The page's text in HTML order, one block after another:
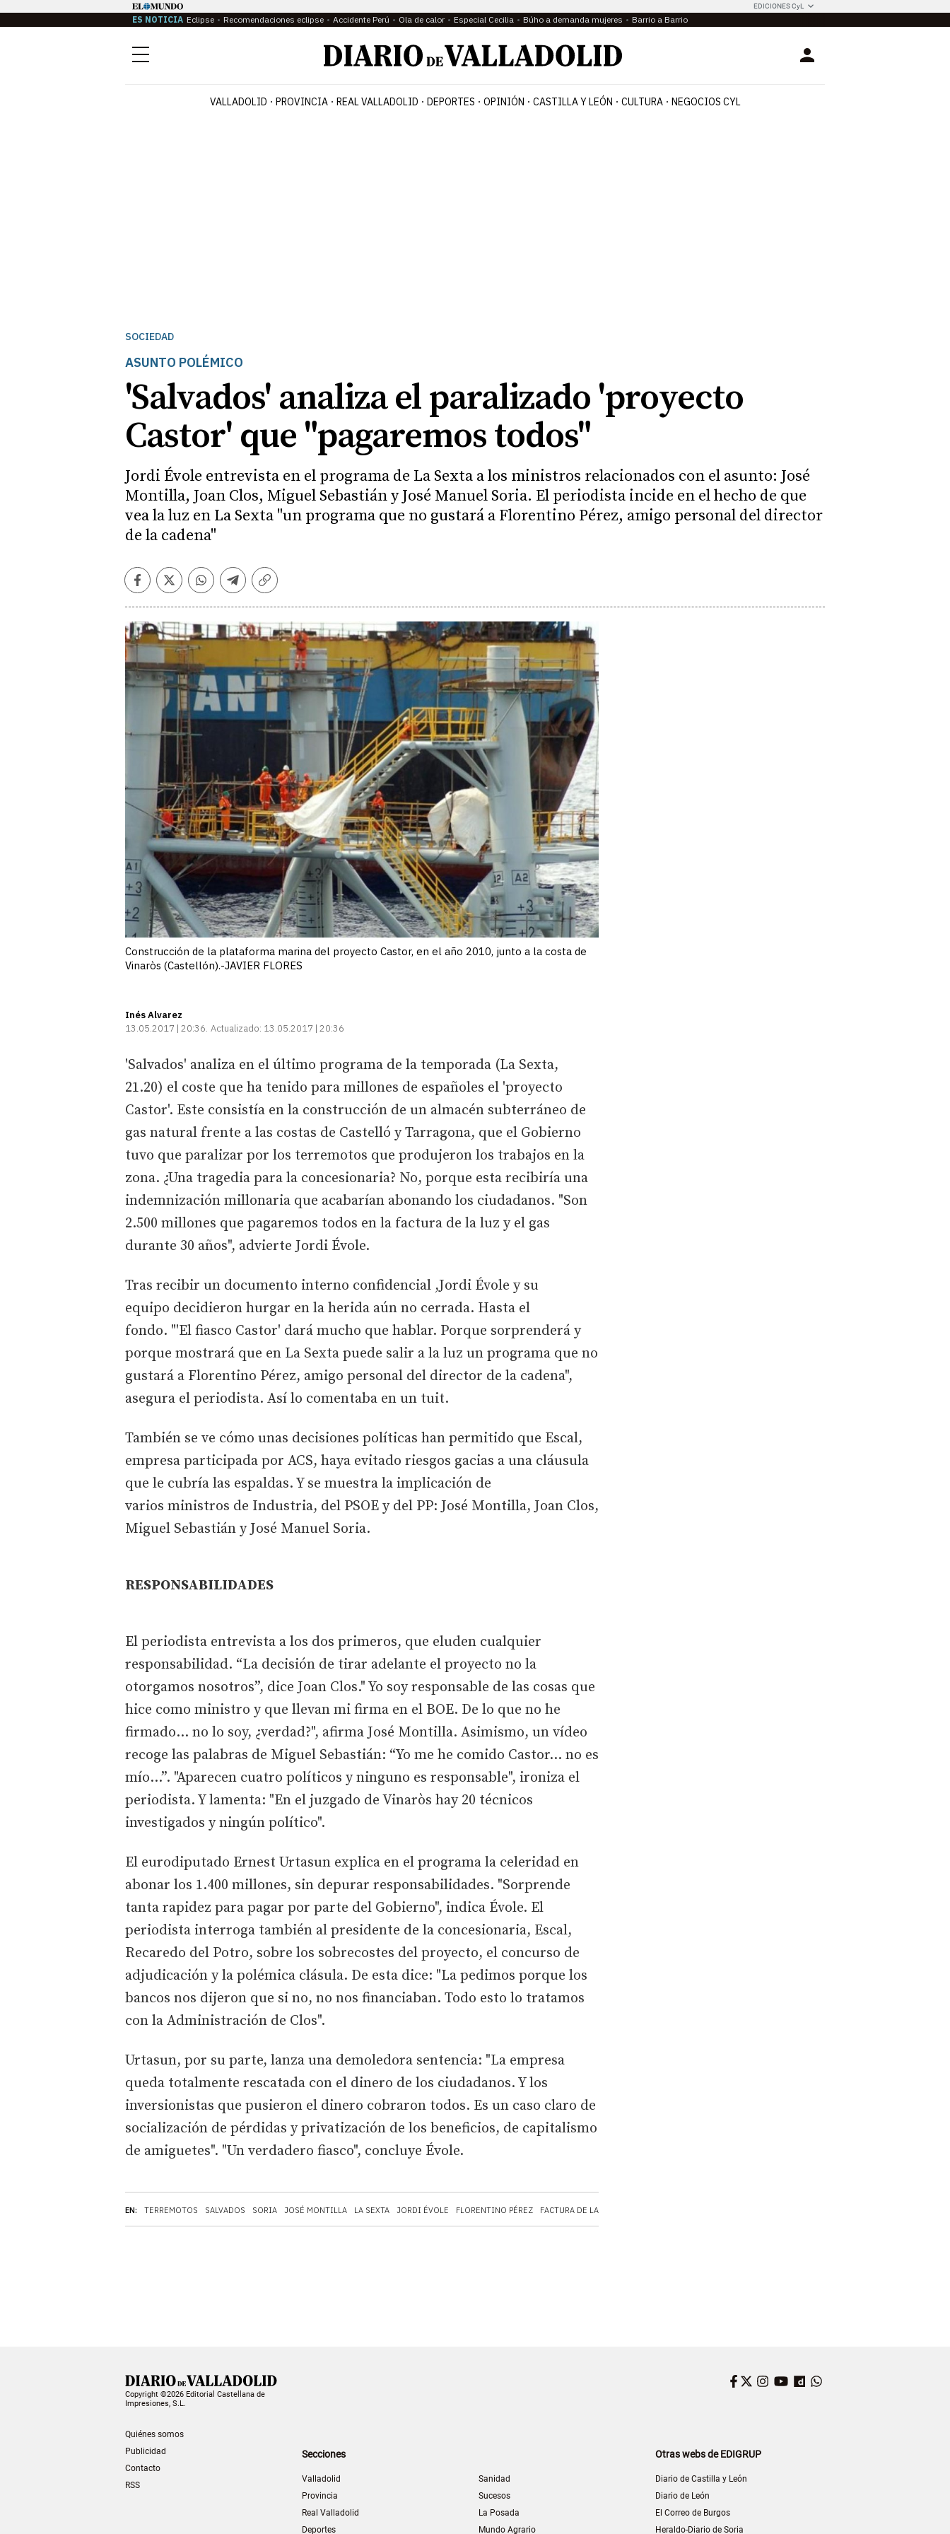
EDICIONES CyL
ES NOTICIA Eclipse Recomendaciones eclipse Accidente Perú Ola de calor Especial Cecilia Búho a demanda mujeres Barrio a Barrio
Menú Login
VALLADOLID PROVINCIA REAL VALLADOLID DEPORTES OPINIÓN CASTILLA Y LEÓN CULTURA NEGOCIOS CYL
SOCIEDAD
ASUNTO POLÉMICO
'Salvados' analiza el paralizado 'proyecto
Castor' que "pagaremos todos"
Jordi Évole entrevista en el programa de La Sexta a los ministros relacionados con el asunto: José
Montilla, Joan Clos, Miguel Sebastián y José Manuel Soria. El periodista incide en el hecho de que
vea la luz en La Sexta "un programa que no gustará a Florentino Pérez, amigo personal del director
de la cadena"
Facebook
TwitterWhatsapp
Telegram
Copiar
Construcción de la plataforma marina del proyecto Castor, en el año 2010, junto a la costa de
Vinaròs (Castellón).-JAVIER FLORES
Inés Alvarez
13.05.2017 | 20:36 Actualizado: 13.05.2017 | 20:36
EN: TERREMOTOS SALVADOS SORIA JOSÉ MONTILLA LA SEXTA JORDI ÉVOLE FLORENTINO PÉREZ FACTURA DE LA LUZ
'Salvados' analiza en el último programa de la temporada (La Sexta,
21.20) el coste que ha tenido para millones de españoles el 'proyecto
Castor'. Este consistía en la construcción de un almacén subterráneo de
gas natural frente a las costas de Castelló y Tarragona, que el Gobierno
tuvo que paralizar por los terremotos que produjeron los trabajos en la
zona. ¿Una tragedia para la concesionaria? No, porque esta recibiría una
indemnización millonaria que acabarían abonando los ciudadanos. "Son
2.500 millones que pagaremos todos en la factura de la luz y el gas
durante 30 años", advierte Jordi Évole.
Tras recibir un documento interno confidencial ,Jordi Évole y su
equipo decidieron hurgar en la herida aún no cerrada. Hasta el
fondo. "'El fiasco Castor' dará mucho que hablar. Porque sorprenderá y
porque mostrará que en La Sexta puede salir a la luz un programa que no
gustará a Florentino Pérez, amigo personal del director de la cadena",
asegura el periodista. Así lo comentaba en un tuit.
También se ve cómo unas decisiones políticas han permitido que Escal,
empresa participada por ACS, haya evitado riesgos gacias a una cláusula
que le cubría las espaldas. Y se muestra la implicación de
varios ministros de Industria, del PSOE y del PP: José Montilla, Joan Clos,
Miguel Sebastián y José Manuel Soria.
RESPONSABILIDADES
El periodista entrevista a los dos primeros, que eluden cualquier
responsabilidad. “La decisión de tirar adelante el proyecto no la
otorgamos nosotros”, dice Joan Clos." Yo soy responsable de las cosas que
hice como ministro y que llevan mi firma en el BOE. De lo que no he
firmado… no lo soy, ¿verdad?", afirma José Montilla. Asimismo, un vídeo
recoge las palabras de Miguel Sebastián: “Yo me he comido Castor… no es
mío…”. "Aparecen cuatro políticos y ninguno es responsable", ironiza el
periodista. Y lamenta: "En el juzgado de Vinaròs hay 20 técnicos
investigados y ningún político".
El eurodiputado Ernest Urtasun explica en el programa la celeridad en
abonar los 1.400 millones, sin depurar responsabilidades. "Sorprende
tanta rapidez para pagar por parte del Gobierno", indica Évole. El
periodista interroga también al presidente de la concesionaria, Escal,
Recaredo del Potro, sobre los sobrecostes del proyecto, el concurso de
adjudicación y la polémica clásula. De esta dice: "La pedimos porque los
bancos nos dijeron que si no, no nos financiaban. Todo esto lo tratamos
con la Administración de Clos".
Urtasun, por su parte, lanza una demoledora sentencia: "La empresa
queda totalmente rescatada con el dinero de los ciudadanos. Y los
inversionistas que pusieron el dinero cobraron todos. Es un caso claro de
socialización de pérdidas y privatización de los beneficios, de capitalismo
de amiguetes". "Un verdadero fiasco", concluye Évole.
Copyright ©2026 Editorial Castellana de
Impresiones, S.L.
Quiénes somos
Publicidad
Contacto
RSS
Facebook
Twitter
Instagram
YouTube
Dailymotion
Secciones
Valladolid
Provincia
Real Valladolid
Deportes
Sanidad
Sucesos
La Posada
Mundo Agrario
Otras webs de EDIGRUP
Diario de Castilla y León
Diario de León
El Correo de Burgos
Heraldo-Diario de Soria